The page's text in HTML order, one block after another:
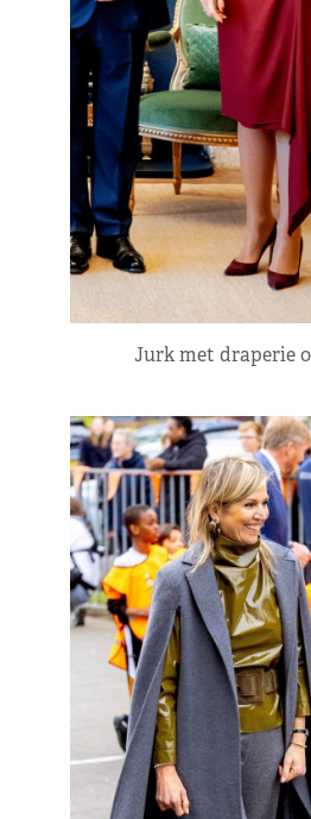
Jurk met draperie